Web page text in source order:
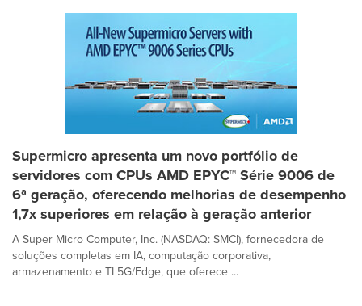
Supermicro apresenta um novo portfólio de
servidores com CPUs AMD EPYC™ Série 9006 de
6ª geração, oferecendo melhorias de desempenho
1,7x superiores em relação à geração anterior
A Super Micro Computer, Inc. (NASDAQ: SMCI), fornecedora de
soluções completas em IA, computação corporativa,
armazenamento e TI 5G/Edge, que oferece ...